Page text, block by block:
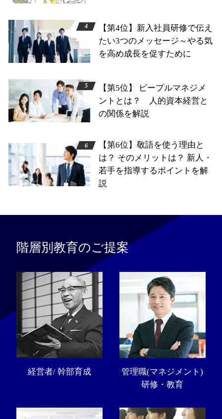
【第4位】新入社員研修で伝え
たい3つのメッセージ～やる気
を高め成長を促すために
【第5位】 ピープルマネジメ
ントとは？ 人的資本経営と
の関係を解説
【第6位】敬語を使う理由と
は？ そのメリットは？ 新人・
若手を指導するポイントを解
説
階層別教育のご提案
経営者/ 幹部育成
管理職(マネジメント)
研修・教育